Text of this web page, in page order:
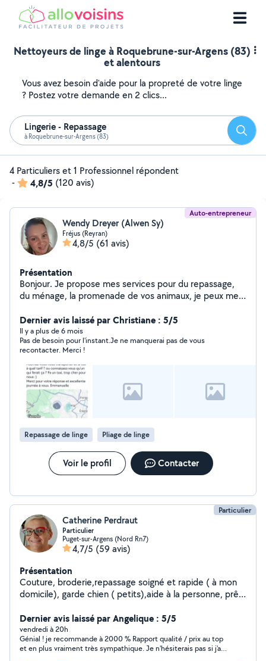
Nettoyeurs de linge à Roquebrune-sur-Argens (83)
et alentours
Vous avez besoin d'aide pour la propreté de votre linge
? Postez votre demande en 2 clics...
Lingerie - Repassage
à Roquebrune-sur-Argens (83)
4 Particuliers et 1 Professionnel répondent
-
4,8/5 (120 avis)
Auto-entrepreneur
Wendy Dreyer (Alwen Sy)
Fréjus (Reyran)
4,8/5 (61 avis)
Présentation
Bonjour. Je propose mes services pour du repassage,
du ménage, la promenade de vos animaux, je peux me
N'hésitez surtout pas à me contacter. Je suis disponible
quand vous le souhaitez. Mon mari peut également être
disponible pour de la manutention, de l'aide pour des
déménagements. Merci à vous
Dernier avis laissé par Christiane : 5/5
Il y a plus de 6 mois
Pas de besoin pour l'instant.Je ne manquerai pas de vous
recontacter. Merci !
Repassage de linge Pliage de linge
Voir le profil Contacter
Particulier
Catherine Perdraut
Particulier
Puget-sur-Argens (Nord Rn7)
4,7/5 (59 avis)
Présentation
Couture, broderie,repassage soigné et rapide ( à mon
domicile), garde chien ( petits),aide à la personne, prêt
Dernier avis laissé par Angelique : 5/5
vendredi à 20h
Génial ! je recommande à 2000 % Rapport qualité / prix au top
et en plus vraiment très sympathique. Je n'hésiterais pas si j'ai